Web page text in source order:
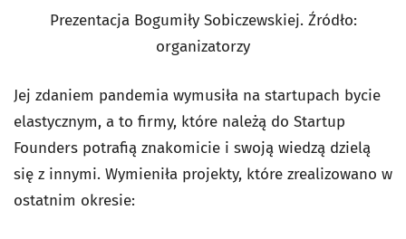
Prezentacja Bogumiły Sobiczewskiej. Źródło:
organizatorzy
Jej zdaniem pandemia wymusiła na startupach bycie
elastycznym, a to firmy, które należą do Startup
Founders potrafią znakomicie i swoją wiedzą dzielą
się z innymi. Wymieniła projekty, które zrealizowano w
ostatnim okresie: